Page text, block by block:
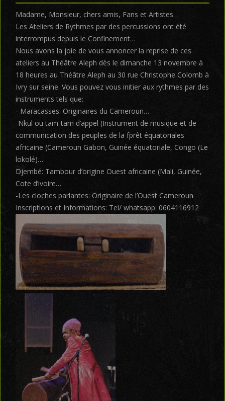
Madame, Monsieur, chers amis, Fans et Artistes…
Les Ateliers de Rythmes par des percussions ont été
interrompus depuis le Confinement…
Nous avons la joie de vous annoncer la reprise de ces
ateliers au Théâtre Aleph dès le dimanche 13 novembre à
18 heures au Théâtre Aleph au 30 rue Christophe Colomb à
Ivry sur seine. Vous pouvez vous initier aux rythmes par des
instruments tels que:
- Maracasses: Originaires du Cameroun…
-Nkul ou tam-tam d’appel (Instrument de musique et de
communication des peuples de la fprêt équatoriales
africaine (Cameroun Gabon, Guinée équatoriale, Congo (Le
lokolé)…
Djembé: Tambour d’origine Ouest africaine (Mali, Guinée,
Cote d’ivoire…
-Les cloches parlantes: Originaire de l’Ouest Cameroun
Inscriptions et Informations: Tel/ whatsapp: 0604116912